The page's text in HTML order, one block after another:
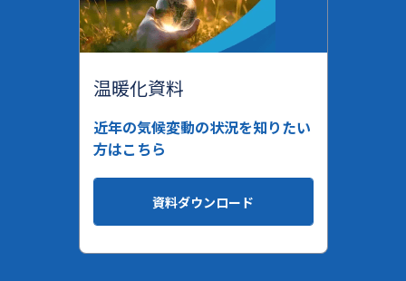
温暖化資料
近年の気候変動の状況を知りたい
方はこちら
資料ダウンロード